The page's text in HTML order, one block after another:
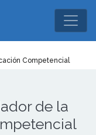
Competencial
de la